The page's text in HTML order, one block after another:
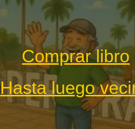
Comprar libro
Hasta luego